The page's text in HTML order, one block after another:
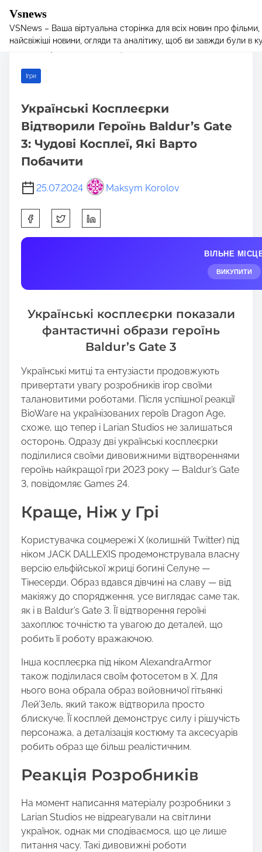
Vsnews
VSNews – Ваша віртуальна сторінка для всіх новин про
найсвіжіші новини, огляди та аналітику, щоб ви завжди були в
Home/Ігри/ Українські Косплеєрки Відтворили Героїнь Baldur’s
Ігри
Українські Косплеєрки
Відтворили Героїнь Baldur’s Gate
3: Чудові Косплеї, Які Варто
Побачити
25.07.2024 Maksym Korolov
h
a
t
s
t
o
n
:
ВІЛЬНЕ
ВИКУПИТИ
Українські косплеєрки показали
фантастичні образи героїнь
Baldur’s Gate 3
Українські митці та ентузіасти продовжують
привертати увагу розробників ігор своїми
талановитими роботами. Після успішної реакції
BioWare на українізованих героїв Dragon Age,
схоже, що тепер і Larian Studios не залишаться
осторонь. Одразу дві українські косплеєрки
поділилися своїми дивовижними відтвореннями
героїнь найкращої гри 2023 року — Baldur’s Gate
3, повідомляє Games 24.
Краще, Ніж у Грі
Користувачка соцмережі X (колишній Twitter) під
ніком JACK DALLEXIS продемонструвала власну
версію ельфійської жриці богині Селуне —
Тінесерди. Образ вдався дівчині на славу — від
макіяжу до спорядження, усе виглядає саме так,
як і в Baldur’s Gate 3. Її відтворення героїні
захоплює точністю та увагою до деталей, що
робить її роботу вражаючою.
Інша косплеєрка під ніком AlexandraArmor
також поділилася своїм фотосетом в X. Для
нього вона обрала образ войовничої гітьянкі
Лей’Зель, який також відтворила просто
блискуче. Її косплей демонструє силу і рішучість
персонажа, а деталізація костюму та аксесуарів
робить образ ще більш реалістичним.
Реакція Розробників
На момент написання матеріалу розробники з
Larian Studios не відреагували на світлини
українок, однак ми сподіваємося, що це лише
питання часу. Такі дивовижні роботи